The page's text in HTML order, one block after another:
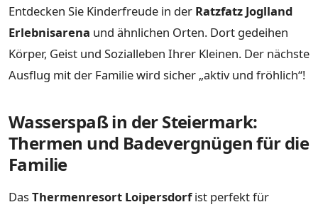
Entdecken Sie Kinderfreude in der Ratzfatz Joglland
Erlebnisarena und ähnlichen Orten. Dort gedeihen
Körper, Geist und Sozialleben Ihrer Kleinen. Der nächste
Ausflug mit der Familie wird sicher „aktiv und fröhlich“!
Wasserspaß in der Steiermark:
Thermen und Badevergnügen für die
Familie
DasThermenresort Loipersdorfist perfekt für